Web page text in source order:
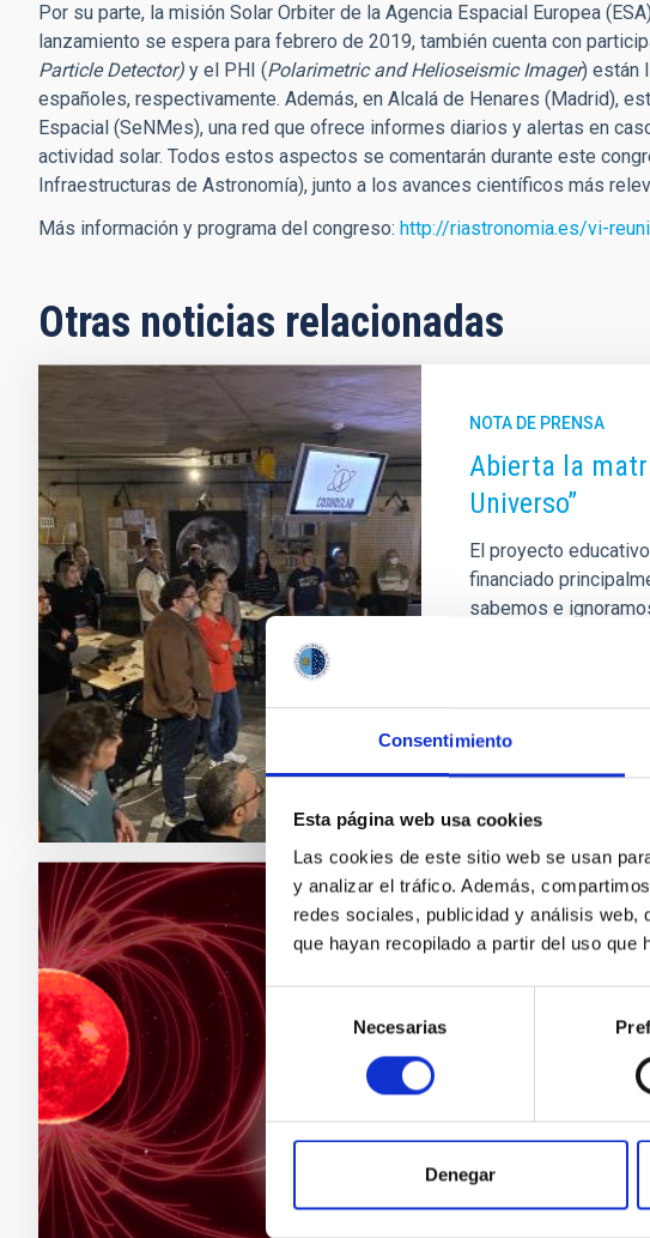
Consentimiento
Esta página web usa cookies
Las cookies de este sitio web se usan
y analizar el tráfico. Además,
redes sociales, publicidad y análisis web,
que hayan recopilado a partir del uso que
consentimiento
Necesarias
Denegar
Por su parte, la misión Solar Orbiter de la Agencia Espacial Europea
lanzamiento se espera para febrero de 2019, también cuenta con
Particle Detector) y el PHI (Polarimetric and Helioseismic Imager) están
españoles, respectivamente. Además, en Alcalá de Henares (Madrid),
Espacial (SeNMes), una red que ofrece informes diarios y alertas en
actividad solar. Todos estos aspectos se comentarán durante este
Infraestructuras de Astronomía), junto a los avances científicos más
Más información y programa del congreso: http://riastronomia.es/vi-
Otras noticias relacionadas
NOTA DE PRENSA
Abierta la
Universo”
El proyecto
financiado
sabemos e
busca acercar la
excepcionales
NOTA DE PRENSA
Un estudio
El Instituto de
la primera
permitido detectar
la habitabilidad de
habitabilidad de los
Fecha de